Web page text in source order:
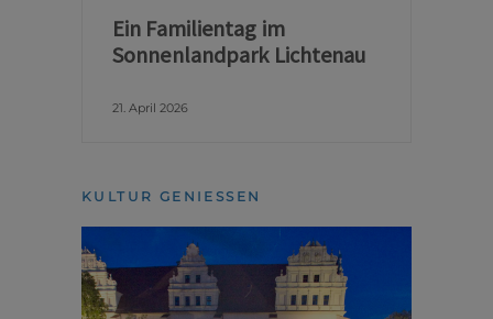
Ein Familientag im
Sonnenlandpark Lichtenau
21. April 2026
KULTUR GENIESSEN